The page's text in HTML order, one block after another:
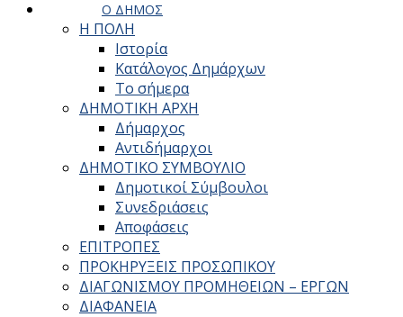
Ο ΔΗΜΟΣ
Η ΠΟΛΗ
Ιστορία
Κατάλογος Δημάρχων
Το σήμερα
ΔΗΜΟΤΙΚΗ ΑΡΧΗ
Δήμαρχος
Αντιδήμαρχοι
ΔΗΜΟΤΙΚΟ ΣΥΜΒΟΥΛΙΟ
Δημοτικοί Σύμβουλοι
Συνεδριάσεις
Αποφάσεις
ΕΠΙΤΡΟΠΕΣ
ΠΡΟΚΗΡΥΞΕΙΣ ΠΡΟΣΩΠΙΚΟΥ
ΔΙΑΓΩΝΙΣΜΟΥ ΠΡΟΜΗΘΕΙΩΝ – ΕΡΓΩΝ
ΔΙΑΦΑΝΕΙΑ